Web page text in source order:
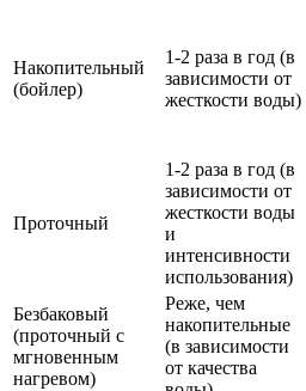
Накопительный
(бойлер)
1-2 раза в год (в
зависимости от
жесткости воды)
Проточный
1-2 раза в год (в
зависимости от
жесткости воды
и
интенсивности
использования)
Безбаковый
(проточный с
мгновенным
нагревом)
Реже, чем
накопительные
(в зависимости
от качества